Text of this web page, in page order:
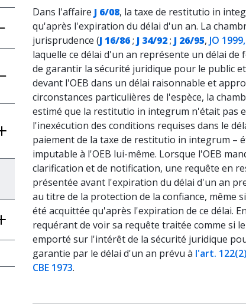
Dans l'affaire J 6/08, la taxe de restitutio in
qu'après l'expiration du délai d'un an. La
jurisprudence (J 16/86; J 34/92; J 26/95, JO
laquelle ce délai d'un an représente un délai
de garantir la sécurité juridique pour le public
devant l'OEB dans un délai raisonnable et
circonstances particulières de l'espèce, la
estimé que la restitutio in integrum n'était pas
l'inexécution des conditions requises dans le
paiement de la taxe de restitutio in integrum –
imputable à l'OEB lui-même. Lorsque l'OEB
clarification et de notification, une requête en
présentée avant l'expiration du délai d'un an
au titre de la protection de la confiance, même
été acquittée qu'après l'expiration de ce délai.
requérant de voir sa requête traitée comme si
emporté sur l'intérêt de la sécurité juridique
garantie par le délai d'un an prévu à l'art.
CBE 1973.